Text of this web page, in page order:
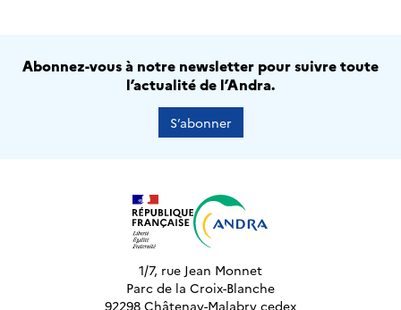
Abonnez-vous à notre newsletter pour suivre toute
l’actualité de l’Andra.
S’abonner
1/7, rue Jean Monnet
Parc de la Croix-Blanche
92298 Châtenay-Malabry cedex